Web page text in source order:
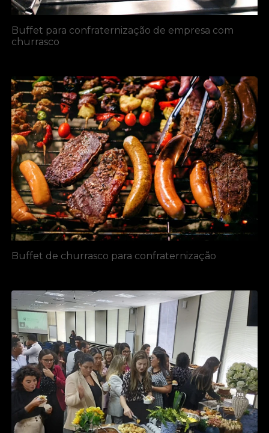
Buffet para confraternização de empresa com
churrasco
Buffet de churrasco para confraternização